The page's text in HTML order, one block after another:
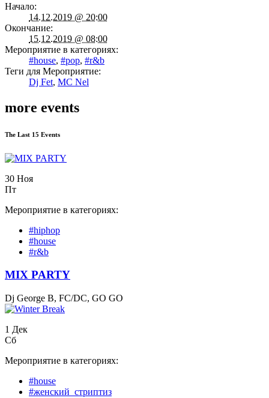
Начало:
14.12.2019 @ 20:00
Окончание:
15.12.2019 @ 08:00
Мероприятие в категориях:
#house, #pop, #r&b
Теги для Мероприятие:
Dj Fet, MC Nel
more events
The Last 15 Events
30 Ноя
Пт
Мероприятие в категориях:
#hiphop
#house
#r&b
MIX PARTY
Dj George B, FC/DC, GO GO
1 Дек
Сб
Мероприятие в категориях:
#house
#женский_стриптиз